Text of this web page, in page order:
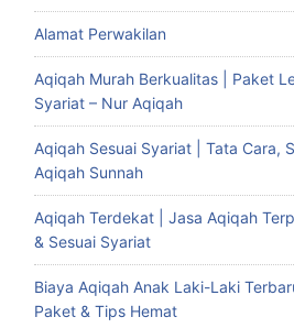
Alamat Perwakilan
Aqiqah Murah Berkualitas | Paket
Syariat – Nur Aqiqah
Aqiqah Sesuai Syariat | Tata Cara,
Aqiqah Sunnah
Aqiqah Terdekat | Jasa Aqiqah
& Sesuai Syariat
Biaya Aqiqah Anak Laki-Laki
Paket & Tips Hemat